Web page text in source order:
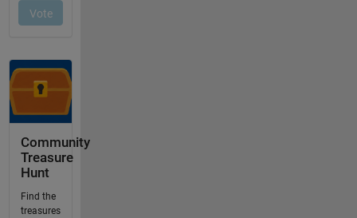
Community
Treasure
Hunt
Find the
treasures